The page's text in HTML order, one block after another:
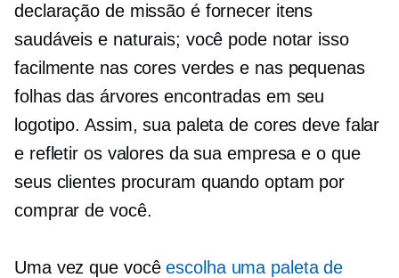
declaração de missão é fornecer itens
saudáveis ​​e naturais; você pode notar isso
facilmente nas cores verdes e nas pequenas
folhas das árvores encontradas em seu
logotipo. Assim, sua paleta de cores deve falar
e refletir os valores da sua empresa e o que
seus clientes procuram quando optam por
comprar de você.
Uma vez que vocêescolha uma paleta de